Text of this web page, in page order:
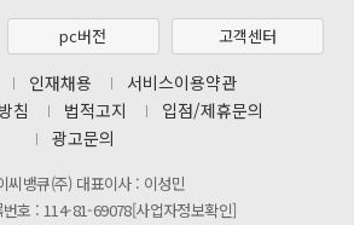
총회 소집통지서
및 사용 정책 개편 안내]
pc버전 고객센터
인재채용
서비스이용약관
침
법적고지
입점/제휴문의
광고문의
씨뱅큐(주) 대표이사 : 이성민
번호 : 114-81-69078[사업자정보확인]